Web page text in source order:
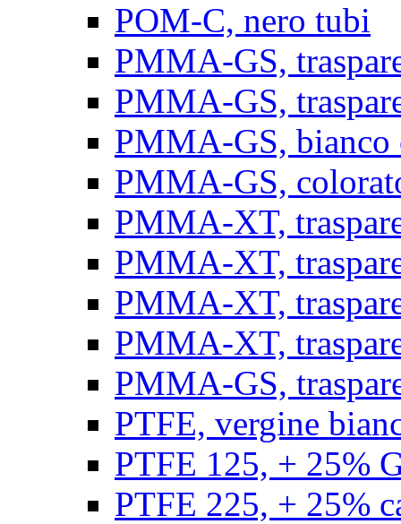
POM-C, nero tubi
PMMA-GS,
PMMA-GS,
PMMA-GS, bianco
PMMA-GS,
PMMA-XT,
PMMA-XT,
PMMA-XT,
PMMA-XT,
PMMA-GS,
PTFE, vergine
PTFE 125, + 25%
PTFE 225, + 25%